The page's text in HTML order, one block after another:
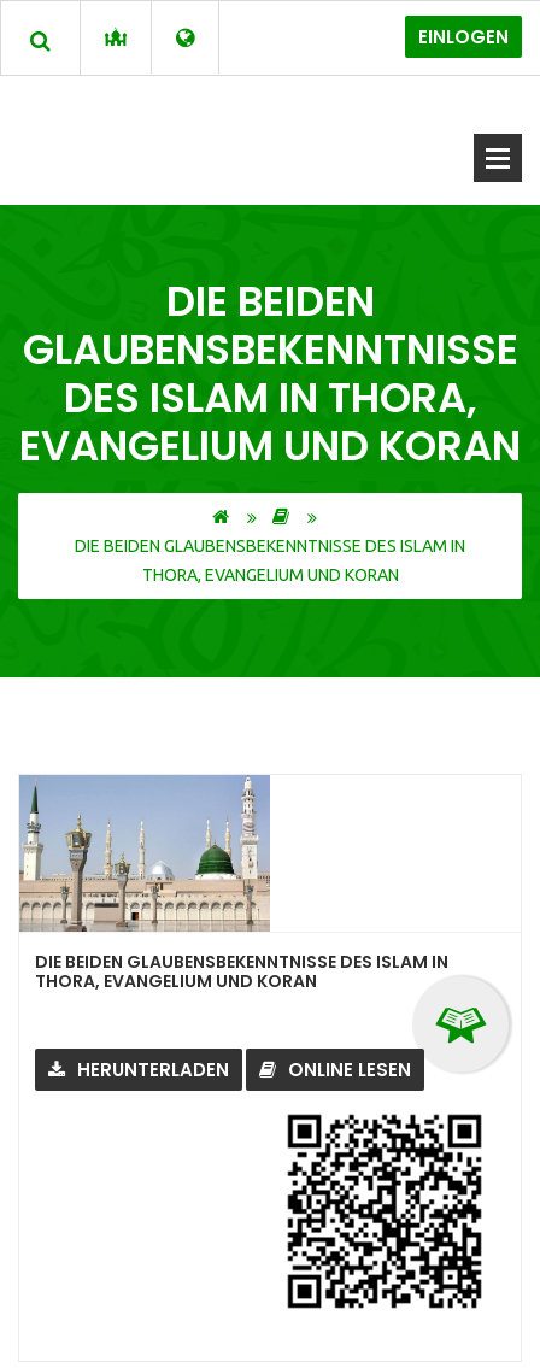
EINLOGEN
DIE BEIDEN
GLAUBENSBEKENNTNISSE
DES ISLAM IN THORA,
EVANGELIUM UND KORAN
DIE BEIDEN GLAUBENSBEKENNTNISSE DES ISLAM IN
THORA, EVANGELIUM UND KORAN
DIE BEIDEN GLAUBENSBEKENNTNISSE DES ISLAM IN
THORA, EVANGELIUM UND KORAN
HERUNTERLADEN ONLINE LESEN